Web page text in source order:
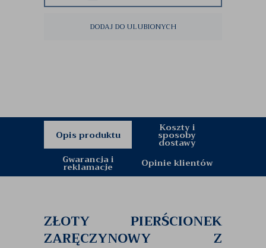
DODAJ DO ULUBIONYCH
Opis produktu
Koszty i
sposoby
dostawy
Gwarancja i
reklamacje Opinie klientów
ZŁOTY PIERŚCIONEK
ZARĘCZYNOWY Z